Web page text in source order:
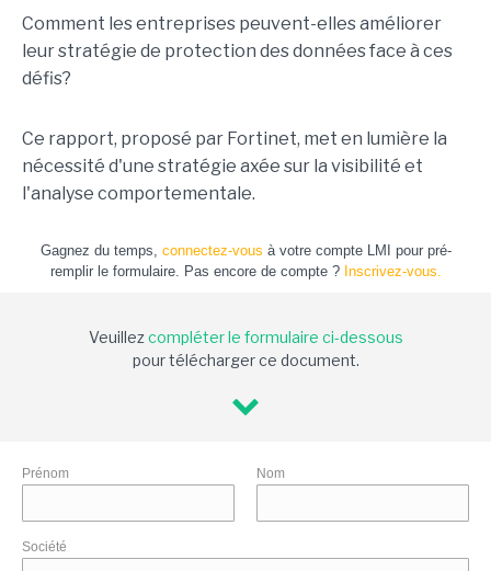
Comment les entreprises peuvent-elles améliorer
leur stratégie de protection des données face à ces
défis?
Ce rapport, proposé par Fortinet, met en lumière la
nécessité d'une stratégie axée sur la visibilité et
l'analyse comportementale.
Gagnez du temps, connectez-vous à votre compte LMI pour pré-
remplir le formulaire. Pas encore de compte ? Inscrivez-vous.
Veuillezcompléter le formulaire ci-dessous
pour télécharger ce document.
Prénom Nom
Société